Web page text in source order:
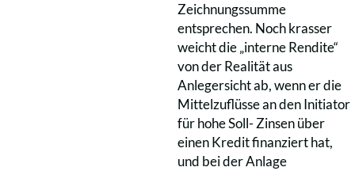
Zeichnungssumme
entsprechen. Noch krasser
weicht die „interne Rendite“
von der Realität aus
Anlegersicht ab, wenn er die
Mittelzuflüsse an den Initiator
für hohe Soll- Zinsen über
einen Kredit finanziert hat,
und bei der Anlage